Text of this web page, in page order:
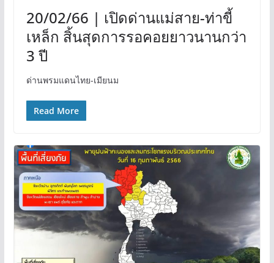
20/02/66 | เปิดด่านแม่สาย-ท่าขี้
เหล็ก สิ้นสุดการรอคอยยาวนานกว่า
3 ปี
ด่านพรมแดนไทย-เมียนม
Read More